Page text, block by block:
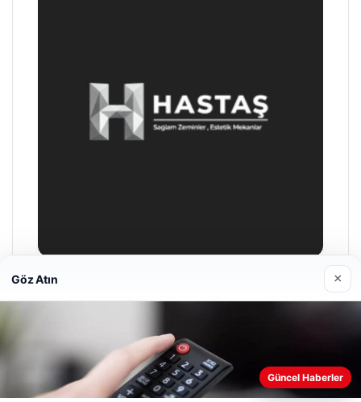
Web sitemizi nasıl kullandığınızı daha iyi anlayabilmek,
deneyiminizi kişiselleştirmek ve geliştirmek amacıyla çerezler
Göz Atın ×
Güncel Haberler